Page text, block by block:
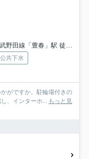
野田線「豊春」駅 徒歩28分
公共下水
がですか。駐輪場付きの
、インターホ...
もっと見